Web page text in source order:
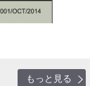
もっと見る